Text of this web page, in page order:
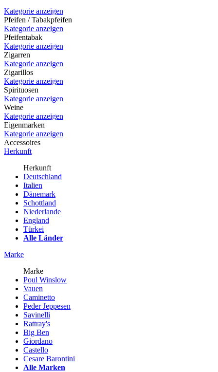
Kategorie anzeigen
Pfeifen / Tabakpfeifen
Kategorie anzeigen
Pfeifentabak
Kategorie anzeigen
Zigarren
Kategorie anzeigen
Zigarillos
Kategorie anzeigen
Spirituosen
Kategorie anzeigen
Weine
Kategorie anzeigen
Eigenmarken
Kategorie anzeigen
Accessoires
Herkunft
Herkunft
Deutschland
Italien
Dänemark
Schottland
Niederlande
England
Türkei
Alle Länder
Marke
Marke
Poul Winslow
Vauen
Caminetto
Peder Jeppesen
Savinelli
Rattray's
Big Ben
Giordano
Castello
Cesare Barontini
Alle Marken